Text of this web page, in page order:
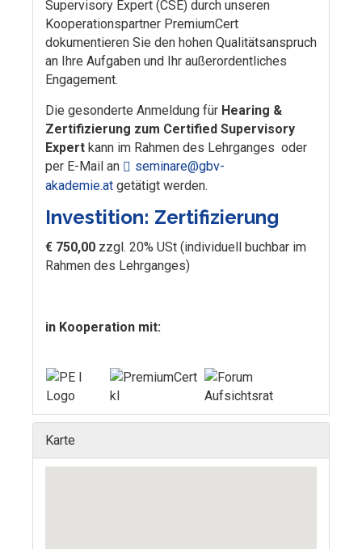
Supervisory Expert (CSE) durch unseren
Kooperationspartner PremiumCert
dokumentieren Sie den hohen Qualitätsanspruch
an Ihre Aufgaben und Ihr außerordentliches
Engagement.
Die gesonderte Anmeldung für Hearing &
Zertifizierung zum Certified Supervisory
Expert kann im Rahmen des Lehrganges oder
per E-Mail an
seminare@gbv-
akademie.at getätigt werden.
Investition: Zertifizierung
€ 750,00 zzgl. 20% USt (individuell buchbar im
Rahmen des Lehrganges)
in Kooperation mit:
Karte